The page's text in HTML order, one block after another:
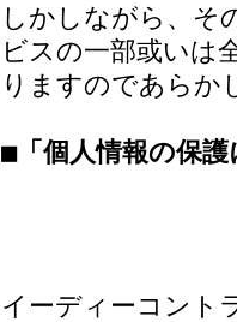
しかしながら、そ
ビスの一部或いは
りますのであらか
■「個人情報の保
イーディーコント